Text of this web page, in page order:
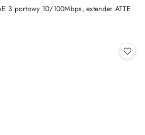
3 portowy 10/100Mbps, extender ATTE